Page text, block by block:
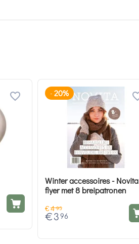
- 20%
Winter accessoires - Novita
flyer met 8 breipatronen
€4 95
€ 3 96